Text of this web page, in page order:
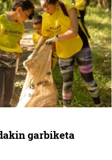
garbiketa